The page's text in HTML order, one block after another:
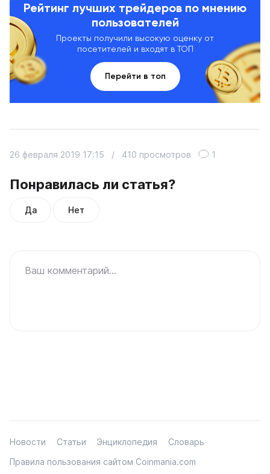
Рейтинг лучших трейдеров по мнению
пользователей
Проекты получили высокую оценку от
посетителей и входят в ТОП
Перейти в топ
Понравилась ли статья?
Да Нет
26 февраля 2019 17:15 / 410 просмотров 1
Ваш комментарий...
Новости Статьи Энциклопедия
Словарь
Правила пользования сайтом Coinmania.com